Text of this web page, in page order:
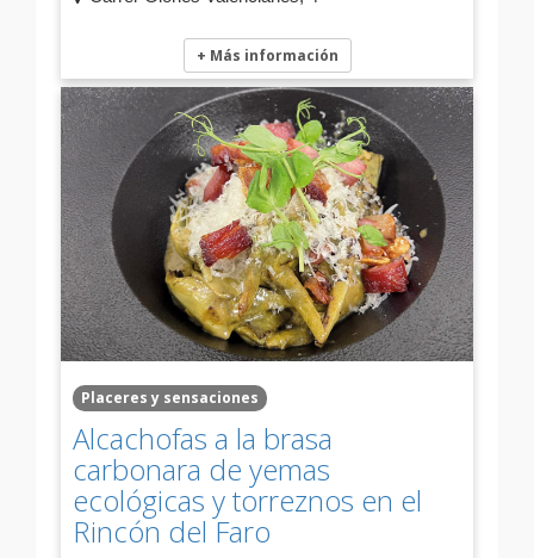
+ Más información
Placeres y sensaciones
Alcachofas a la brasa
carbonara de yemas
ecológicas y torreznos en el
Rincón del Faro